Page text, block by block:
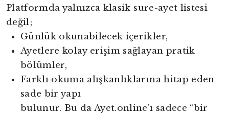
Platformda yalnızca klasik sure-ayet listesi
değil;
Günlük okunabilecek içerikler,
Ayetlere kolay erişim sağlayan pratik
bölümler,
Farklı okuma alışkanlıklarına hitap eden
sade bir yapı
bulunur. Bu da Ayet.online’ı sadece “bir